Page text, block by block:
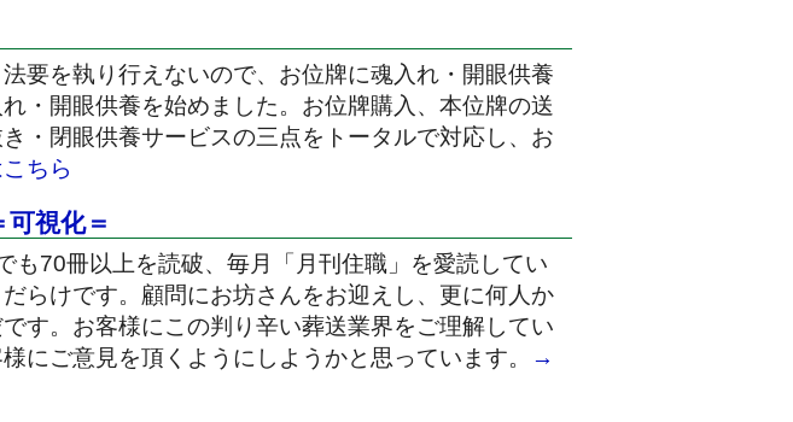
要を執り行えないので、お位牌に魂入れ・開眼供養
・開眼供養を始めました。お位牌購入、本位牌の送
・閉眼供養サービスの三点をトータルで対応し、お
ちら
視化＝
70冊以上を読破、毎月「月刊住職」を愛読してい
らけです。顧問にお坊さんをお迎えし、更に何人か
す。お客様にこの判り辛い葬送業界をご理解してい
にご意見を頂くようにしようかと思っています。
→